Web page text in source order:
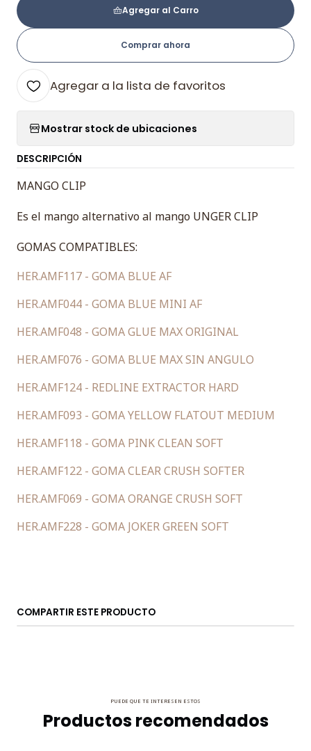
Agregar al Carro
Comprar ahora
Agregar a la lista de favoritos
Mostrar stock de ubicaciones
DESCRIPCIÓN
MANGO CLIP
Es el mango alternativo al mango UNGER CLIP
GOMAS COMPATIBLES:
HER.AMF117 - GOMA BLUE AF
HER.AMF044 - GOMA BLUE MINI AF
HER.AMF048 - GOMA GLUE MAX ORIGINAL
HER.AMF076 - GOMA BLUE MAX SIN ANGULO
HER.AMF124 - REDLINE EXTRACTOR HARD
HER.AMF093 - GOMA YELLOW FLATOUT MEDIUM
HER.AMF118 - GOMA PINK CLEAN SOFT
HER.AMF122 - GOMA CLEAR CRUSH SOFTER
HER.AMF069 - GOMA ORANGE CRUSH SOFT
HER.AMF228 - GOMA JOKER GREEN SOFT
COMPARTIR ESTE PRODUCTO
PUEDE QUE TE INTERESEN ESTOS
Productos recomendados